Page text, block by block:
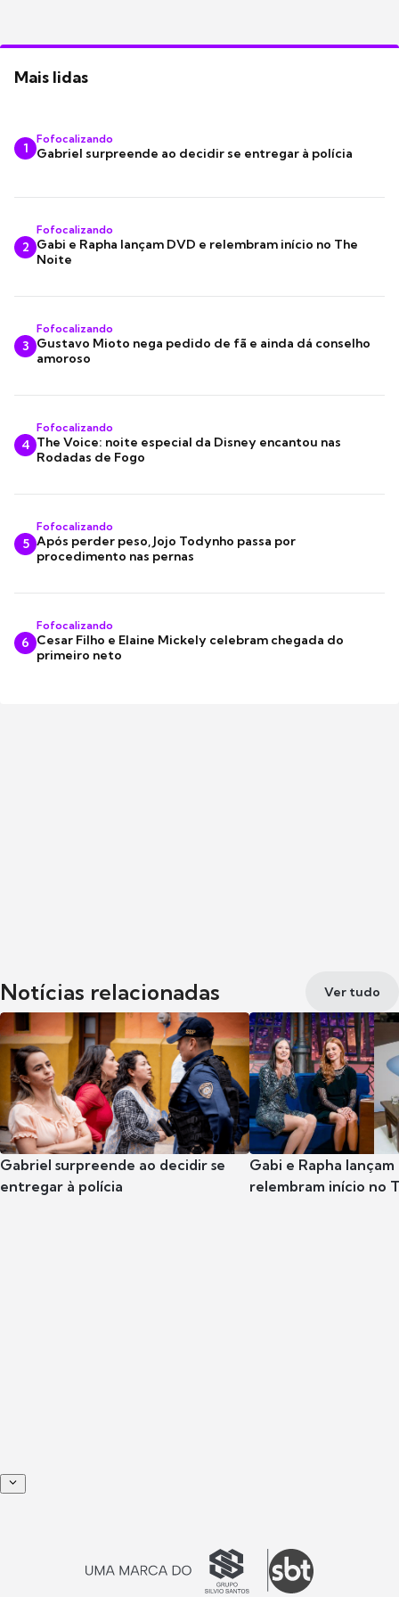
Mais lidas
1
Fofocalizando
Gabriel surpreende ao decidir se entregar à polícia
2
Fofocalizando
Gabi e Rapha lançam DVD e relembram início no The
Noite
3
Fofocalizando
Gustavo Mioto nega pedido de fã e ainda dá conselho
amoroso
4
Fofocalizando
The Voice: noite especial da Disney encantou nas
Rodadas de Fogo
5
Fofocalizando
Após perder peso, Jojo Todynho passa por
procedimento nas pernas
6
Fofocalizando
Cesar Filho e Elaine Mickely celebram chegada do
primeiro neto
Notícias relacionadas Ver tudo
Gabriel surpreende ao decidir se
entregar à polícia
Gabi e Rapha
relembram início no